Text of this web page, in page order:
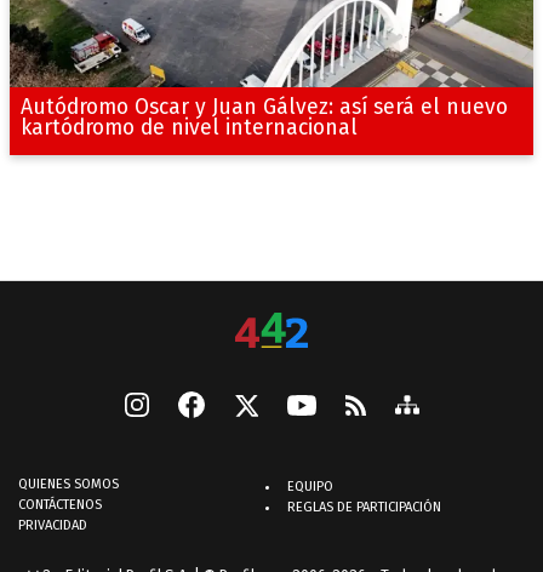
Autódromo Oscar y Juan Gálvez: así será el nuevo
kartódromo de nivel internacional
QUIENES SOMOS
CONTÁCTENOS
PRIVACIDAD
EQUIPO
REGLAS DE PARTICIPACIÓN